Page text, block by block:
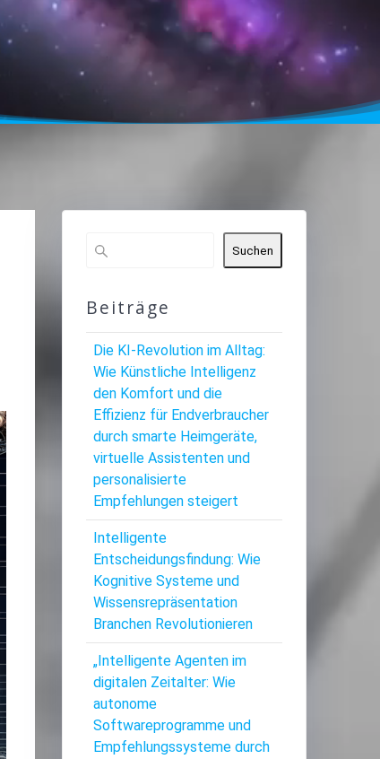
Suchen
Beiträge
Die KI-Revolution im Alltag:
Wie Künstliche Intelligenz
den Komfort und die
Effizienz für Endverbraucher
durch smarte Heimgeräte,
virtuelle Assistenten und
personalisierte
Empfehlungen steigert
Intelligente
Entscheidungsfindung: Wie
Kognitive Systeme und
Wissensrepräsentation
Branchen Revolutionieren
„Intelligente Agenten im
digitalen Zeitalter: Wie
autonome
Softwareprogramme und
Empfehlungssysteme durch